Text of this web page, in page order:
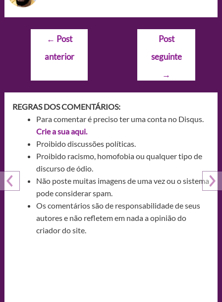
Navegação
Post
← Post
anterior
Post
seguinte
→
REGRAS DOS COMENTÁRIOS:
Para comentar é preciso ter uma conta no Disqus.
Crie a sua aqui.
Proibido discussões políticas.
Proibido racismo, homofobia ou qualquer tipo de
discurso de ódio.
Não poste muitas imagens de uma vez ou o sistema
pode considerar spam.
Os comentários são de responsabilidade de seus
autores e não refletem em nada a opinião do
criador do site.